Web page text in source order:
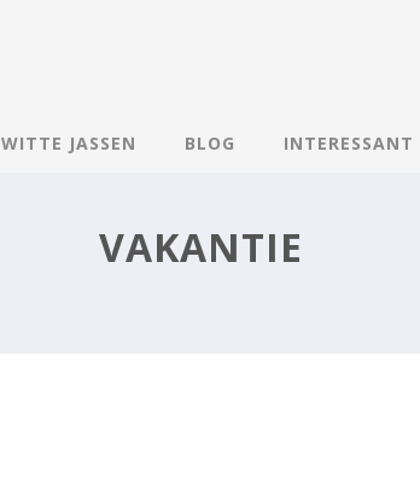
WITTE JASSEN BLOG INTERESSANT
VAKANTIE